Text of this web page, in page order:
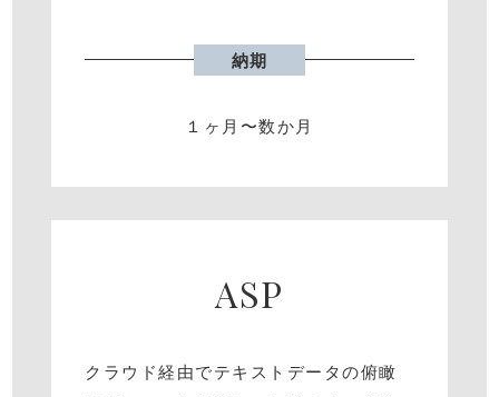
納期
１ヶ⽉〜数か⽉
ASP
クラウド経由でテキストデータの俯瞰